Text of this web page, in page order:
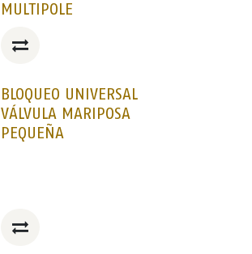
MULTIPOLE
BLOQUEO UNIVERSAL
VÁLVULA MARIPOSA
PEQUEÑA